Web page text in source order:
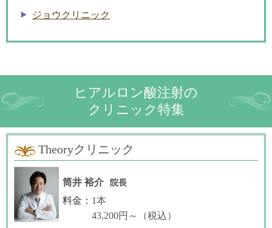
ジョウクリニック
ヒアルロン酸注射の
クリニック特集
Theoryクリニック
筒井 裕介 院長
料金： 1本
43,200円～（税込）